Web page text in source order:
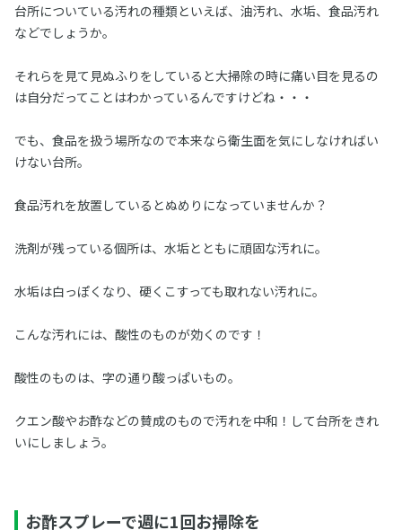
台所についている汚れの種類といえば、油汚れ、水垢、食品汚れ
などでしょうか。
それらを見て見ぬふりをしていると大掃除の時に痛い目を見るの
は自分だってことはわかっているんですけどね・・・
でも、食品を扱う場所なので本来なら衛生面を気にしなければい
けない台所。
食品汚れを放置しているとぬめりになっていませんか？
洗剤が残っている個所は、水垢とともに頑固な汚れに。
水垢は白っぽくなり、硬くこすっても取れない汚れに。
こんな汚れには、酸性のものが効くのです！
酸性のものは、字の通り酸っぱいもの。
クエン酸やお酢などの賛成のもので汚れを中和！して台所をきれ
いにしましょう。
お酢スプレーで週に1回お掃除を